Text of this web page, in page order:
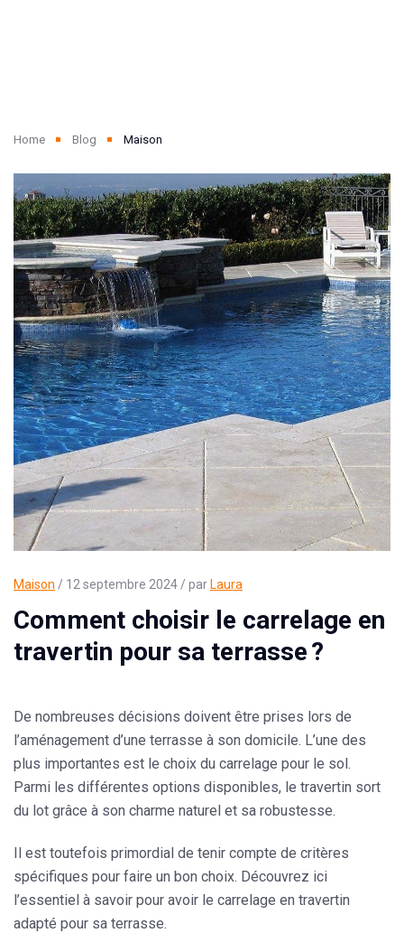
Home Blog Maison
Maison / 12 septembre 2024 / par Laura
Comment choisir le carrelage en
travertin pour sa terrasse ?
De nombreuses décisions doivent être prises lors de
l’aménagement d’une terrasse à son domicile. L’une des
plus importantes est le choix du carrelage pour le sol.
Parmi les différentes options disponibles, le travertin sort
du lot grâce à son charme naturel et sa robustesse.
Il est toutefois primordial de tenir compte de critères
spécifiques pour faire un bon choix. Découvrez ici
l’essentiel à savoir pour avoir le carrelage en travertin
adapté pour sa terrasse.